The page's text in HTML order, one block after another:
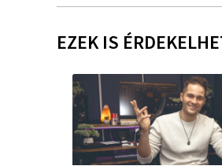
EZEK IS